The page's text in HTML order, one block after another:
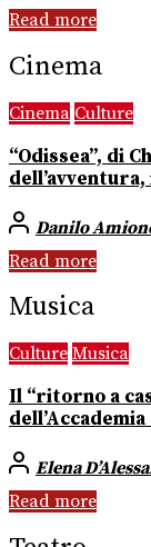
Read more
Cinema
Cinema Culture
“Odissea”, di
Danilo
Read more
Musica
Culture Musica
Il “ritorno a
Elena
Read more